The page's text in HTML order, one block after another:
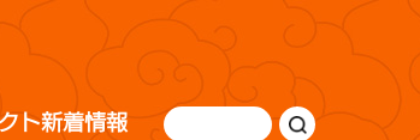
ト新着情報